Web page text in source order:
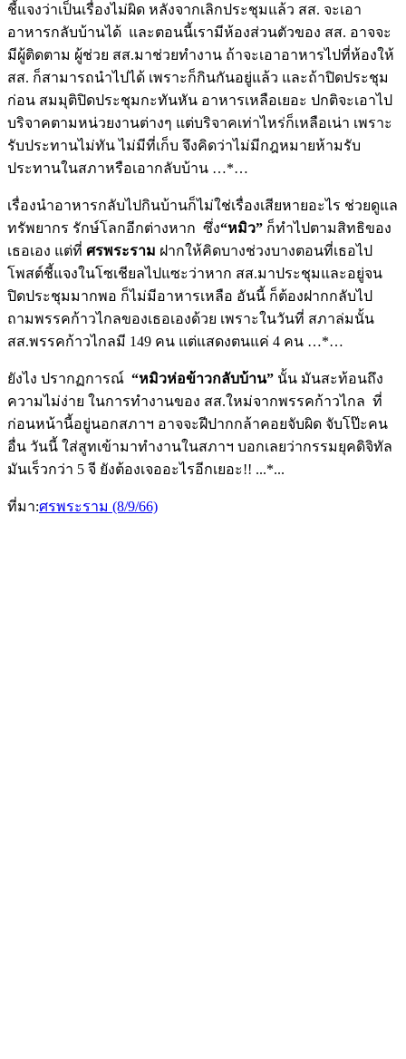
ชี้แจงว่าเป็นเรื่องไม่ผิด หลังจากเลิกประชุมแล้ว สส. จะเอา
อาหารกลับบ้านได้ และตอนนี้เรามีห้องส่วนตัวของ สส. อาจจะ
มีผู้ติดตาม ผู้ช่วย สส.มาช่วยทำงาน ถ้าจะเอาอาหารไปที่ห้องให้
สส. ก็สามารถนำไปได้ เพราะก็กินกันอยู่แล้ว และถ้าปิดประชุม
ก่อน สมมุติปิดประชุมกะทันหัน อาหารเหลือเยอะ ปกติจะเอาไป
บริจาคตามหน่วยงานต่างๆ แต่บริจาคเท่าไหร่ก็เหลือเน่า เพราะ
รับประทานไม่ทัน ไม่มีที่เก็บ จึงคิดว่าไม่มีกฎหมายห้ามรับ
ประทานในสภาหรือเอากลับบ้าน …*…
เรื่องนำอาหารกลับไปกินบ้านก็ไม่ใช่เรื่องเสียหายอะไร ช่วยดูแล
ทรัพยากร รักษ์โลกอีกต่างหาก ซึ่ง“หมิว” ก็ทำไปตามสิทธิของ
เธอเอง แต่ที่ ศรพระราม ฝากให้คิดบางช่วงบางตอนที่เธอไป
โพสต์ชี้แจงในโซเชียลไปแซะว่าหาก สส.มาประชุมและอยู่จน
ปิดประชุมมากพอ ก็ไม่มีอาหารเหลือ อันนี้ ก็ต้องฝากกลับไป
ถามพรรคก้าวไกลของเธอเองด้วย เพราะในวันที่ สภาล่มนั้น
สส.พรรคก้าวไกลมี 149 คน แต่แสดงตนแค่ 4 คน …*…
ยังไง ปรากฏการณ์ “หมิวห่อข้าวกลับบ้าน” นั้น มันสะท้อนถึง
ความไม่ง่าย ในการทำงานของ สส.ใหม่จากพรรคก้าวไกล ที่
ก่อนหน้านี้อยู่นอกสภาฯ อาจจะฝีปากกล้าคอยจับผิด จับโป๊ะคน
อื่น วันนี้ ใส่สูทเข้ามาทำงานในสภาฯ บอกเลยว่ากรรมยุคดิจิทัล
มันเร็วกว่า 5 จี ยังต้องเจออะไรอีกเยอะ!! ...*...
ที่มา:ศรพระราม (8/9/66)